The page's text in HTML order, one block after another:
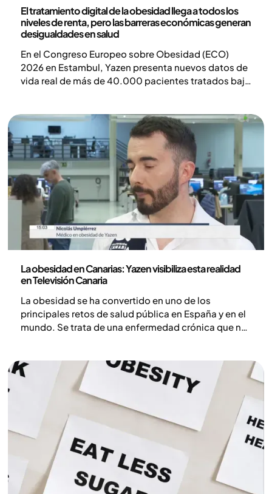
El tratamiento digital de la obesidad llega a todos los
niveles de renta, pero las barreras económicas generan
desigualdades en salud
En el Congreso Europeo sobre Obesidad (ECO)
2026 en Estambul, Yazen presenta nuevos datos de
vida real de más de 40.000 pacientes tratados bajo
largo plazo del tratamiento con GLP-1, la
continuidad de la atención y el impacto de los
factores socioeconómicos en el abordaje de la
obesidad.
La obesidad en Canarias: Yazen visibiliza esta realidad
en Televisión Canaria
La obesidad se ha convertido en uno de los
principales retos de salud pública en España y en el
mundo. Se trata de una enfermedad crónica que no
desarrollar múltiples patologías asociadas.